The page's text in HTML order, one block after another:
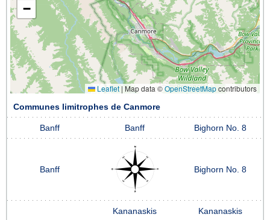
−
Leaflet | Map data ©OpenStreetMapcontributors
Communes limitrophes de Canmore
Banff Banff Bighorn No. 8
Banff Bighorn No. 8
Kananaskis Kananaskis